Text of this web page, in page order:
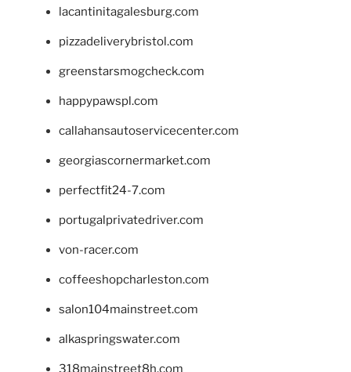
lacantinitagalesburg.com
pizzadeliverybristol.com
greenstarsmogcheck.com
happypawspl.com
callahansautoservicecenter.com
georgiascornermarket.com
perfectfit24-7.com
portugalprivatedriver.com
von-racer.com
coffeeshopcharleston.com
salon104mainstreet.com
alkaspringswater.com
318mainstreet8h.com